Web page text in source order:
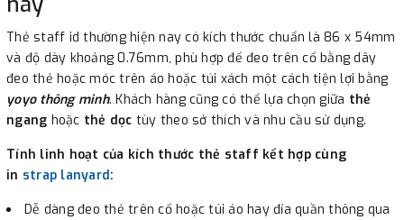
Thẻ staff id thường hiện nay có kích thước chuẩn là 86 x 54mm
và độ dày khoảng 0.76mm, phù hợp để đeo trên cổ bằng dây
đeo thẻ hoặc móc trên áo hoặc túi xách một cách tiện lợi bằng
yoyo thông minh. Khách hàng cũng có thể lựa chọn giữa thẻ
ngang hoặc thẻ dọc tùy theo sở thích và nhu cầu sử dụng.
Tính linh hoạt của kích thước thẻ staff kết hợp cùng
in strap lanyard:
Dễ dàng đeo thẻ trên cổ hoặc túi áo hay đỉa quần thông qua